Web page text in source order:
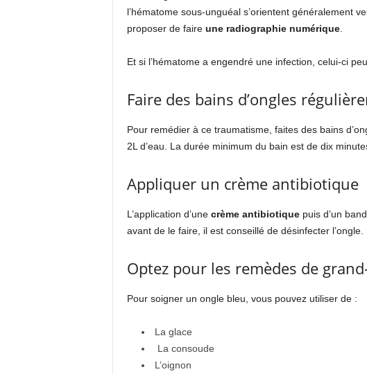
l’hématome sous-unguéal s’orientent généralement
proposer de faire une radiographie numérique.
Et si l’hématome a engendré une infection, celui-ci
Faire des bains d’ongles
Pour remédier à ce traumatisme, faites des bains
2L d’eau. La durée minimum du bain est de dix
Appliquer un crème antibiotique
L’application d’une crème antibiotiquepuis d’un
avant de le faire, il est conseillé de désinfecter l’ongle.
Optez pour les remèdes de
Pour soigner un ongle bleu, vous pouvez utiliser de :
La glace
La consoude
L’oignon